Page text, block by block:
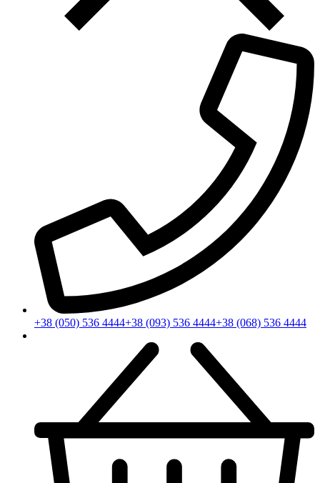
+38 (050) 536 4444+38 (093) 536 4444+38 (068) 536 4444